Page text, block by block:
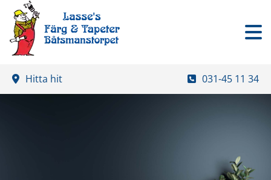
031-45 11 34
Hitta hit